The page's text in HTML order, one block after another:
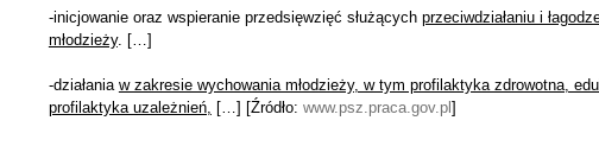
-inicjowanie oraz wspieranie przedsięwzięć służących przeciwdziałaniu i
młodzieży. […]
-działania w zakresie wychowania młodzieży, w tym profilaktyka zdrowotna,
profilaktyka uzależnień, […] [Źródło: www.psz.praca.gov.pl ]